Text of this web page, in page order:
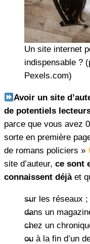
Un site internet
indispensable ?
Pexels.com)
Avoir un site
de potentiels
parce que vous avez
sorte en première
de romans policiers »
site d’auteur, ce sont
connaissent déjàet
sur les réseaux ;
dans un
chez un
ou à la fin d’un